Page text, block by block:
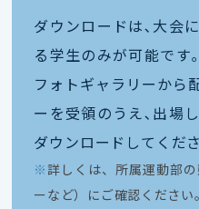
ダウンロードは､大会
る学生のみが可能です
フォトギャラリーから
ーを受領のうえ､出場
ダウンロードしてくだ
※ 詳しくは、所属運動部
ーなど）にご確認ください。